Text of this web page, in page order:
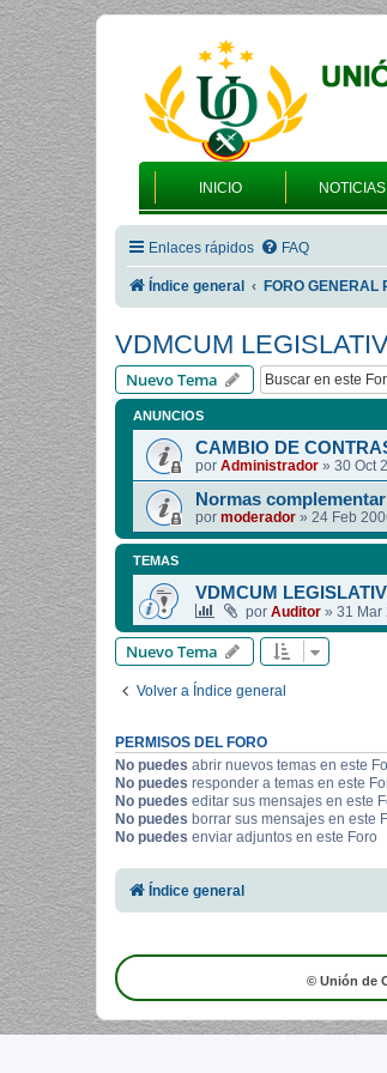
INICIO NOTICIAS
Enlaces rápidos FAQ
Índice general FORO GENERAL
VDMCUM
Nuevo Tema
ANUNCIOS
CAMBIO DE
por Administrador » 30 Oct
Normas
por moderador » 24 Feb
TEMAS
VDMCUM
por Auditor » 31 Mar
Nuevo Tema
Volver a Índice general
PERMISOS DEL FORO
No puedes abrir nuevos temas en este
No puedes responder a temas en este
No puedes editar sus mensajes en este
No puedes borrar sus mensajes en este
No puedes enviar adjuntos en este Foro
Índice general
© Unión de